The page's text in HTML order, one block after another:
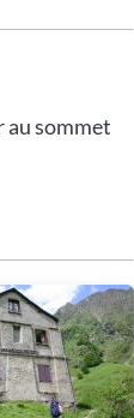
au sommet